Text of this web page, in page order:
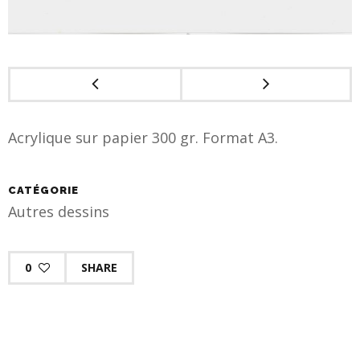
Acrylique sur papier 300 gr. Format A3.
CATÉGORIE
Autres dessins
0 SHARE